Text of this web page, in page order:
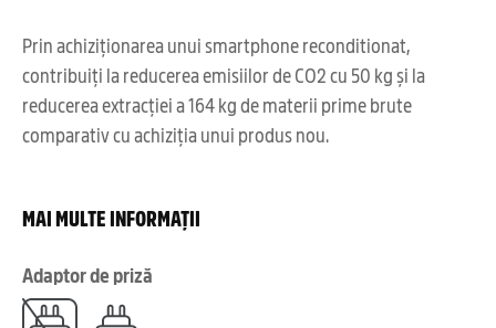
Prin achiziționarea unui smartphone reconditionat,
contribuiți la reducerea emisiilor de CO2 cu 50 kg și la
reducerea extracției a 164 kg de materii prime brute
comparativ cu achiziția unui produs nou.
MAI MULTE INFORMAȚII
Adaptor de priză